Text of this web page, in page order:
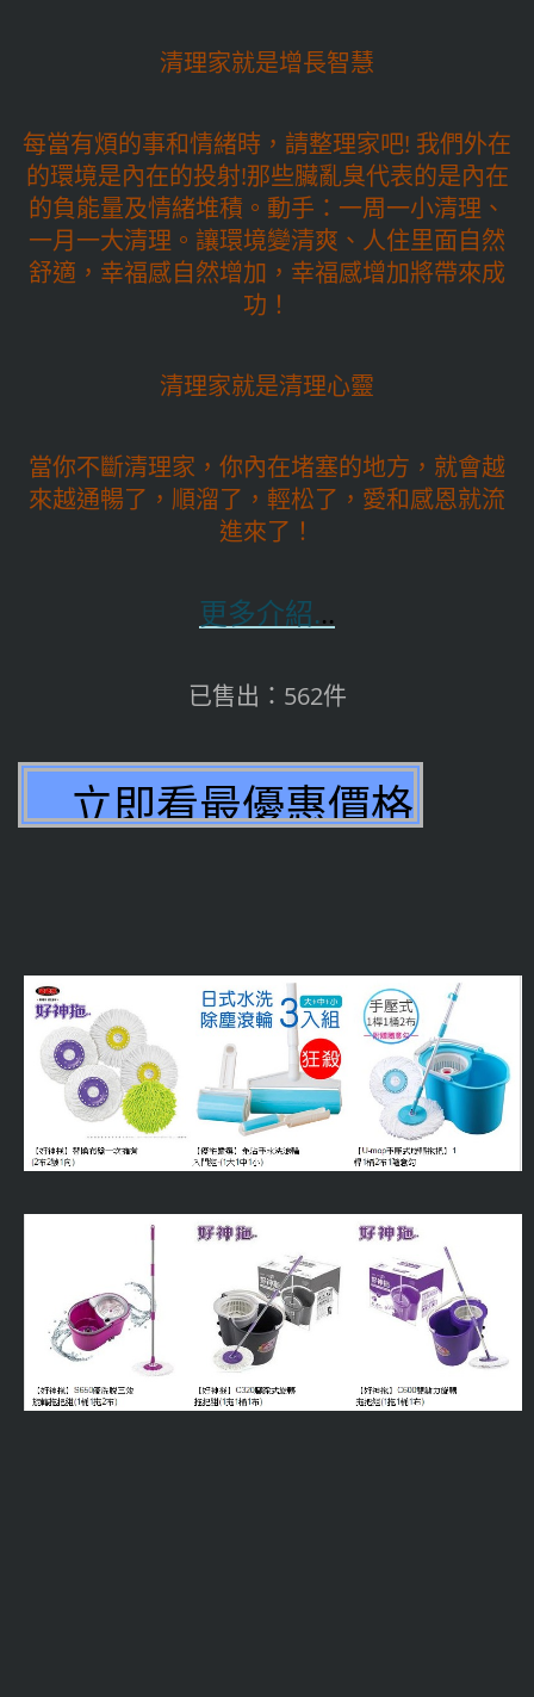
清理家就是增長智慧
每當有煩的事和情緒時，請整理家吧! 我們外在
的環境是內在的投射!那些臟亂臭代表的是內在
的負能量及情緒堆積。動手：一周一小清理、
一月一大清理。讓環境變清爽、人住里面自然
舒適，幸福感自然增加，幸福感增加將帶來成
功！
清理家就是清理心靈
當你不斷清理家，你內在堵塞的地方，就會越
來越通暢了，順溜了，輕松了，愛和感恩就流
進來了！
更多介紹...
已售出：562件